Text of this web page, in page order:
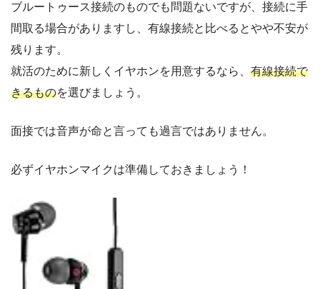
ブルートゥース接続のものでも問題ないですが、接続に手
間取る場合がありますし、有線接続と比べるとやや不安が
残ります。
就活のために新しくイヤホンを用意するなら、 有線接続で
きるものを選びましょう。
面接では音声が命と言っても過言ではありません。
必ずイヤホンマイクは準備しておきましょう！